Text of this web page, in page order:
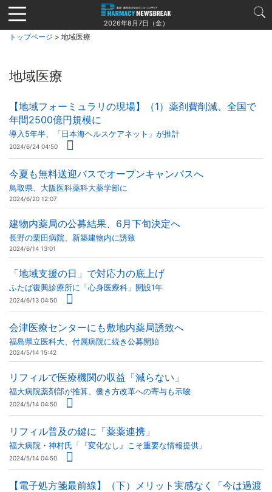
Jump
to
navigation
2026年8月7日（金）
トップページ > 地域医療
地域医療
【地域フォーミュラリの現場】（1）薬剤費削減、全国で
年間2500億円規模に
導入5年半、「日本海ヘルスケアネット」が推計
2024/6/24 04:50
今夏も無料送迎バスでオープンキャンパスへ
鳥取県、大阪医科薬科大薬学部に
2024/6/20 12:07
建物内薬局の公募結果、6月下旬決定へ
長野の栗田病院、新築建物内に誘致
2024/6/14 13:01
「地域支援の日」で対応力の底上げ
ふたば復興診療所に「心身医療科」開設1年
2024/6/13 04:50
会津医療センターにも敷地内薬局誘致へ
福島県立医科大、付属病院に続き公募開始
2024/5/14 15:42
リフィルで医療機関の収益「減らない」
福大病院薬剤部が推算、働き方改革への寄与も示唆
2024/5/14 04:50
リフィル普及の鍵に「薬薬連携」
福大病院・神村氏「『変化なし』こそ重要な情報提供」
2024/5/14 04:50
【電子処方箋最前線】（下）メリット実感なく「今は過渡